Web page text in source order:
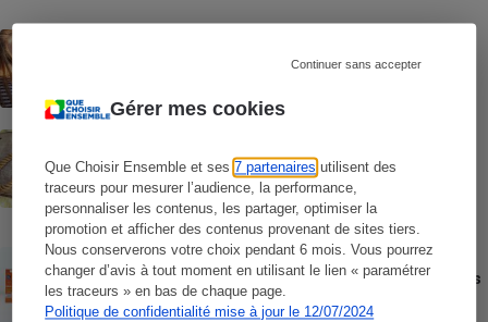
Gérer mes cookies
Que Choisir Ensemble et ses7 partenaires utilisent des
traceurs pour mesurer l’audience, la performance,
personnaliser les contenus, les partager, optimiser la
promotion et afficher des contenus provenant de sites tiers.
Nous conserverons votre choix pendant 6 mois. Vous pourrez
changer d’avis à tout moment en utilisant le lien « paramétrer
les traceurs » en bas de chaque page.
Politique de confidentialité mise à jour le 12/07/2024
Continuer sans accepter
Les moustiques vont-ils s’habituer au
Test des crèmes solaires vendues sur
Temu, Shein et AliExpress - 9 sur 10
dangereuses pour la santé des
consommateurs
ACTUALITÉ
Crèmes solaires - Le bilan désastreux des
plateformes chinoises